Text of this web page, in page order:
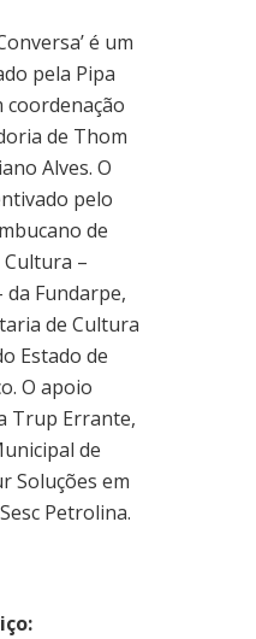
é um
pela Pipa
coordenação
de Thom
Alves. O
pelo
de
–
da Fundarpe,
de Cultura
Estado de
O apoio
Trup Errante,
de
Soluções em
Petrolina.